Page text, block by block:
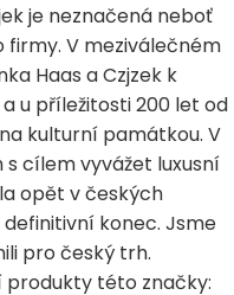
je neznačená neboť
firmy. V meziválečném
Haas a Czjzek k
u příležitosti 200 let od
kulturní památkou. V
s cílem vyvážet luxusní
opět v českých
definitivní konec. Jsme
pro český trh.
produkty této značky: